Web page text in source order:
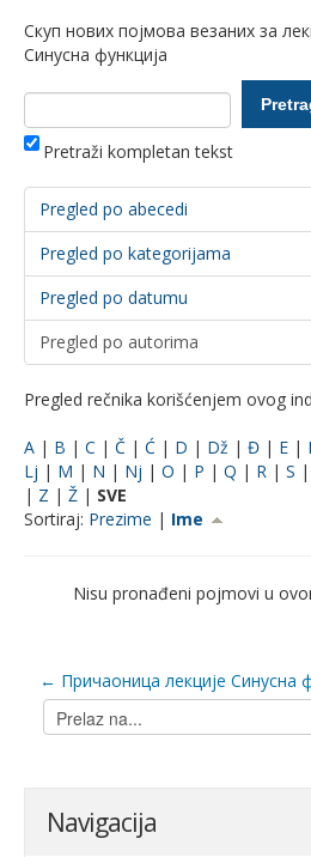
Скуп нових појмова везаних за
Синусна функција
Pretraži kompletan tekst
Pregled po abecedi
Pregled po kategorijama
Pregled po datumu
Pregled po autorima
Pregled rečnika korišćenjem ovog
A | B | C | Č | Ć | D | Dž | Đ | E |
Lj | M | N | Nj | O | P | Q | R | S |
| Z | Ž | SVE
Sortiraj: Prezime | Ime
Nisu pronađeni pojmovi u
← Причаоница лекције Синусна
Prelaz
na...
Navigacija